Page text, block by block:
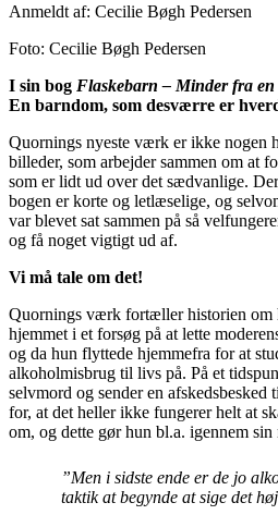
Anmeldt af: Cecilie Bøgh Pedersen
Foto: Cecilie Bøgh Pedersen
I sin bog Flaskebarn – Minder fra en
En barndom, som desværre er
Quornings nyeste værk er ikke nogen
billeder, som arbejder sammen om at
som er lidt ud over det sædvanlige.
bogen er korte og letlæselige, og
var blevet sat sammen på så
og få noget vigtigt ud af.
Vi må tale om det!
Quornings værk fortæller historien om
hjemmet i et forsøg på at lette
og da hun flyttede hjemmefra for at
alkoholmisbrug til livs på. På et
selvmord og sender en
for, at det heller ikke fungerer helt at
om, og dette gør hun bl.a. igennem
”Men i sidste ende er de jo
taktik at begynde at sige det